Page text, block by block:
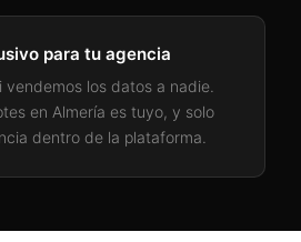
para tu agencia
los datos a nadie.
en Almería es tuyo, y solo
dentro de la plataforma.